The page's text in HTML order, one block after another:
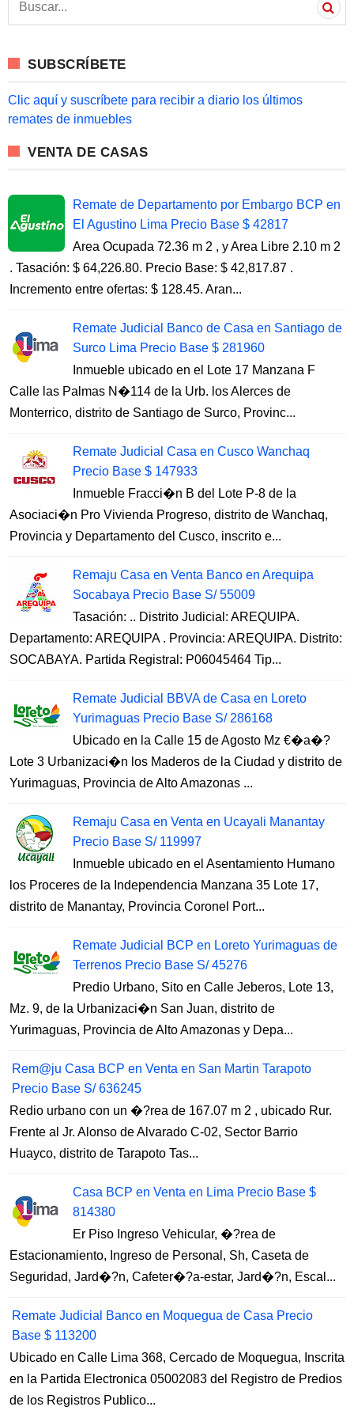
a
h
o
:
SUBSCRÍBETE
Clic aquí y suscríbete para recibir a diario los últimos
remates de inmuebles
VENTA DE CASAS
Remate de Departamento por Embargo BCP en
El Agustino Lima Precio Base $ 42817
Area Ocupada 72.36 m 2 , y Area Libre 2.10 m 2
. Tasación: $ 64,226.80. Precio Base: $ 42,817.87 .
Incremento entre ofertas: $ 128.45. Aran...
Remate Judicial Banco de Casa en Santiago de
Surco Lima Precio Base $ 281960
Inmueble ubicado en el Lote 17 Manzana F
Calle las Palmas N�114 de la Urb. los Alerces de
Monterrico, distrito de Santiago de Surco, Provinc...
Remate Judicial Casa en Cusco Wanchaq
Precio Base $ 147933
Inmueble Fracci�n B del Lote P-8 de la
Asociaci�n Pro Vivienda Progreso, distrito de Wanchaq,
Provincia y Departamento del Cusco, inscrito e...
Remaju Casa en Venta Banco en Arequipa
Socabaya Precio Base S/ 55009
Tasación: .. Distrito Judicial: AREQUIPA.
Departamento: AREQUIPA . Provincia: AREQUIPA. Distrito:
SOCABAYA. Partida Registral: P06045464 Tip...
Remate Judicial BBVA de Casa en Loreto
Yurimaguas Precio Base S/ 286168
Ubicado en la Calle 15 de Agosto Mz €�a�?
Lote 3 Urbanizaci�n los Maderos de la Ciudad y distrito de
Yurimaguas, Provincia de Alto Amazonas ...
Remaju Casa en Venta en Ucayali Manantay
Precio Base S/ 119997
Inmueble ubicado en el Asentamiento Humano
los Proceres de la Independencia Manzana 35 Lote 17,
distrito de Manantay, Provincia Coronel Port...
Remate Judicial BCP en Loreto Yurimaguas de
Terrenos Precio Base S/ 45276
Predio Urbano, Sito en Calle Jeberos, Lote 13,
Mz. 9, de la Urbanizaci�n San Juan, distrito de
Yurimaguas, Provincia de Alto Amazonas y Depa...
Rem@ju Casa BCP en Venta en San Martin Tarapoto
Precio Base S/ 636245
Redio urbano con un �?rea de 167.07 m 2 , ubicado Rur.
Frente al Jr. Alonso de Alvarado C-02, Sector Barrio
Huayco, distrito de Tarapoto Tas...
Casa BCP en Venta en Lima Precio Base $
814380
Er Piso Ingreso Vehicular, �?rea de
Estacionamiento, Ingreso de Personal, Sh, Caseta de
Seguridad, Jard�?n, Cafeter�?a-estar, Jard�?n, Escal...
Remate Judicial Banco en Moquegua de Casa Precio
Base $ 113200
Ubicado en Calle Lima 368, Cercado de Moquegua, Inscrita
en la Partida Electronica 05002083 del Registro de Predios
de los Registros Publico...